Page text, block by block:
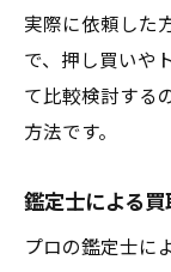
実際に依頼した
で、押し買いや
て比較検討する
方法です。
鑑定士による
プロの鑑定士に